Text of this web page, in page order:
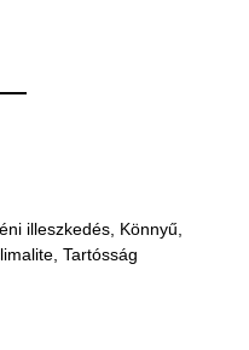
illeszkedés, Könnyű,
Tartósság